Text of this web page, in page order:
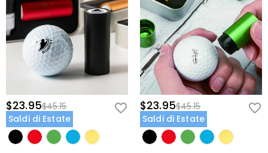
$23.95$45.15
Saldi di Estate
$23.95$45.15
Saldi di Estate